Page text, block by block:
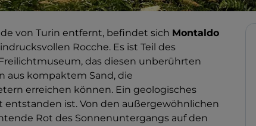
von Turin entfernt, befindet sich Montaldo
Rocche. Es ist Teil des
das diesen unberührten
aus kompaktem Sand, die
erreichen können. Ein geologisches
entstanden ist. Von den außergewöhnlichen
Rot des Sonnenuntergangs auf den